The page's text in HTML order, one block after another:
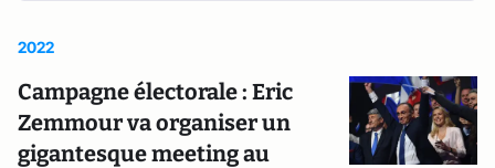
2022
Campagne électorale : Eric
Zemmour va organiser un
gigantesque meeting au